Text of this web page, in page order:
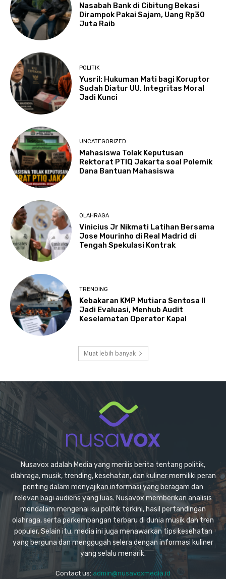
Nasabah Bank di Cibitung Bekasi
Dirampok Pakai Sajam, Uang Rp30
Juta Raib
POLITIK
Yusril: Hukuman Mati bagi Koruptor
Sudah Diatur UU, Integritas Moral
Jadi Kunci
UNCATEGORIZED
Mahasiswa Tolak Keputusan
Rektorat PTIQ Jakarta soal Polemik
Dana Bantuan Mahasiswa
OLAHRAGA
Vinicius Jr Nikmati Latihan Bersama
Jose Mourinho di Real Madrid di
Tengah Spekulasi Kontrak
TRENDING
Kebakaran KMP Mutiara Sentosa II
Jadi Evaluasi, Menhub Audit
Keselamatan Operator Kapal
Muat lebih banyak
Nusavox adalah Media yang merilis berita tentang politik,
olahraga, musik, trending, kesehatan, dan kuliner memiliki peran
penting dalam menyajikan informasi yang beragam dan
relevan bagi audiens yang luas. Nusavox memberikan analisis
mendalam mengenai isu politik terkini, hasil pertandingan
olahraga, serta perkembangan terbaru di dunia musik dan tren
populer. Selain itu, media ini juga menawarkan tips kesehatan
yang berguna dan menggugah selera dengan informasi kuliner
yang selalu menarik.
Contact us: admin@nusavoxmedia.id